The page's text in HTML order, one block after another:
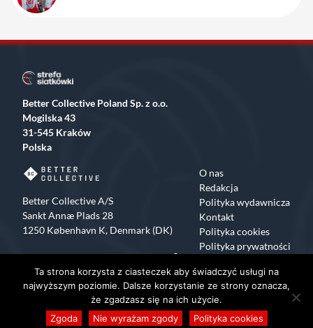
Better Collective Poland Sp. z o.o.
Mogilska 43
31-545 Kraków
Polska
Better Collective A/S
Sankt Annæ Plads 28
1250 København K, Denmark (DK)
O nas
Redakcja
Polityka wydawnicza
Kontakt
Polityka cookies
Polityka prywatności
Facebook
X Instagram
TikTok
Copyrights 2015-2024 Strefa Siatkówki All rights reserved
Ta strona korzysta z ciasteczek aby świadczyć usługi na
najwyższym poziomie. Dalsze korzystanie ze strony oznacza,
że zgadzasz się na ich użycie.
Zgoda
Nie wyrażam zgody Polityka cookies